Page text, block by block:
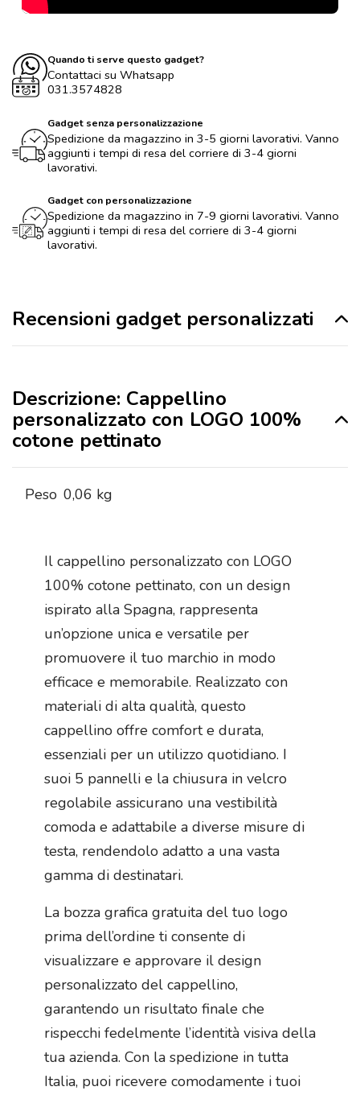
Quando ti serve questo gadget?
Contattaci su Whatsapp
031.3574828
Gadget senza personalizzazione
Spedizione da magazzino in 3-5 giorni lavorativi. Vanno
aggiunti i tempi di resa del corriere di 3-4 giorni
lavorativi.
Gadget con personalizzazione
Spedizione da magazzino in 7-9 giorni lavorativi. Vanno
aggiunti i tempi di resa del corriere di 3-4 giorni
lavorativi.
Recensioni gadget personalizzati
Descrizione: Cappellino
personalizzato con LOGO 100%
cotone pettinato
Peso 0,06 kg
Il cappellino personalizzato con LOGO
100% cotone pettinato, con un design
ispirato alla Spagna, rappresenta
un’opzione unica e versatile per
promuovere il tuo marchio in modo
efficace e memorabile. Realizzato con
materiali di alta qualità, questo
cappellino offre comfort e durata,
essenziali per un utilizzo quotidiano. I
suoi 5 pannelli e la chiusura in velcro
regolabile assicurano una vestibilità
comoda e adattabile a diverse misure di
testa, rendendolo adatto a una vasta
gamma di destinatari.
La bozza grafica gratuita del tuo logo
prima dell’ordine ti consente di
visualizzare e approvare il design
personalizzato del cappellino,
garantendo un risultato finale che
rispecchi fedelmente l’identità visiva della
tua azienda. Con la spedizione in tutta
Italia, puoi ricevere comodamente i tuoi